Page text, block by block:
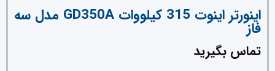
اینورتر اینوت 315 کیلووات GD350A مدل سه
فاز
تماس بگیرید